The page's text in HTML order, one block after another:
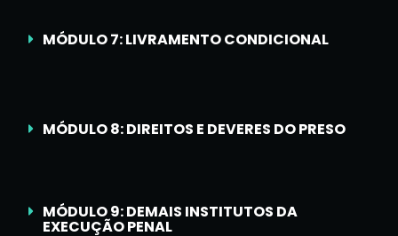
MÓDULO 7: LIVRAMENTO CONDICIONAL
MÓDULO 8: DIREITOS E DEVERES DO PRESO
MÓDULO 9: DEMAIS INSTITUTOS DA
EXECUÇÃO PENAL